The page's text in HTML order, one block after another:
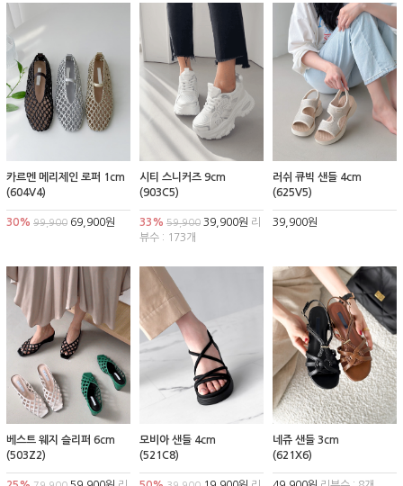
카르멘 메리제인 로퍼 1cm
(604V4)
30% 99,900 69,900원
시티 스니커즈 9cm
(903C5)
33% 59,90039,900원 리
뷰수 : 173개
러쉬 큐빅 샌들 4cm
(625V5)
39,900원
베스트 웨지 슬리퍼 6cm
(503Z2)
모비아 샌들 4cm
(521C8)
네쥬 샌들 3cm
(621X6)